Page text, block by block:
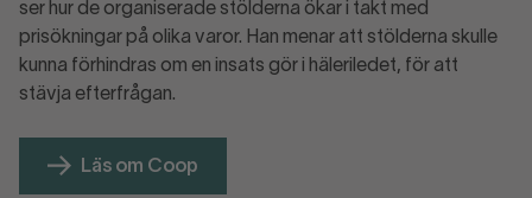
ser hur de organiserade stölderna ökar i takt med
prisökningar på olika varor. Han menar att stölderna skulle
kunna förhindras om en insats gör i häleriledet, för att
Läs om Coop